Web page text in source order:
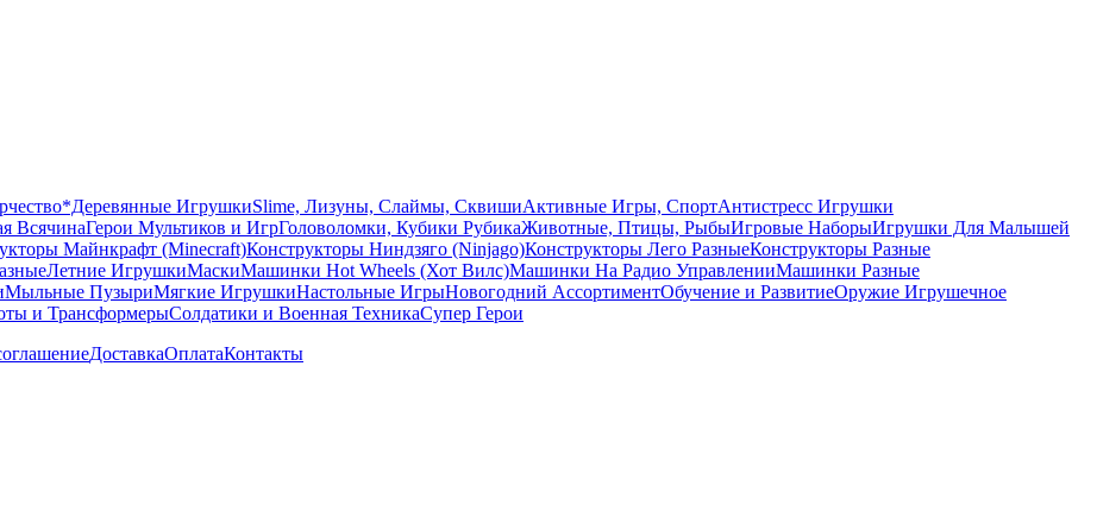
*Деревянные ИгрушкиSlime, Лизуны, Слаймы, СквишиАктивные Игры, СпортАнтистресс Игрушки
ВсячинаГерои Мультиков и ИгрГоловоломки, Кубики РубикаЖивотные, Птицы, РыбыИгровые НаборыИгрушки Для Малышей
Майнкрафт (Minecraft)Конструкторы Ниндзяго (Ninjago)Конструкторы Лего РазныеКонструкторы Разные
Летние ИгрушкиМаскиМашинки Hot Wheels (Хот Вилс)Машинки На Радио УправленииМашинки Разные
Мыльные ПузыриМягкие ИгрушкиНастольные ИгрыНовогодний АссортиментОбучение и РазвитиеОружие Игрушечное
и ТрансформерыСолдатики и Военная ТехникаСупер Герои
ДоставкаОплатаКонтакты